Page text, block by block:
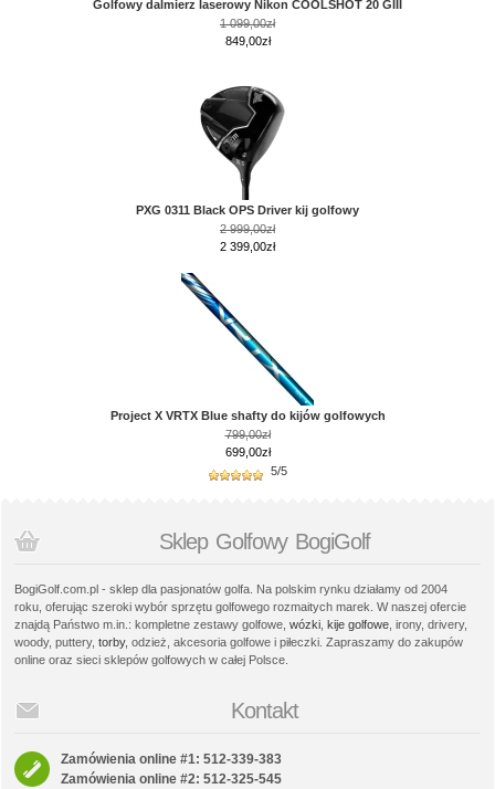
Golfowy dalmierz laserowy Nikon COOLSHOT 20 GIII
1 099,00zł
849,00zł
PXG 0311 Black OPS Driver kij golfowy
2 999,00zł
2 399,00zł
Project X VRTX Blue shafty do kijów golfowych
799,00zł
699,00zł
5/5
Sklep Golfowy BogiGolf
BogiGolf.com.pl - sklep dla pasjonatów golfa. Na polskim rynku działamy od 2004
roku, oferując szeroki wybór sprzętu golfowego rozmaitych marek. W naszej ofercie
znajdą Państwo m.in.: kompletne zestawy golfowe, wózki kije golfowe , irony, drivery,
woody, puttery, torby, odzież, akcesoria golfowe i piłeczki. Zapraszamy do zakupów
online oraz sieci sklepów golfowych w całej Polsce.
Kontakt
Zamówienia online #1: 512-339-383
Zamówienia online #2: 512-325-545